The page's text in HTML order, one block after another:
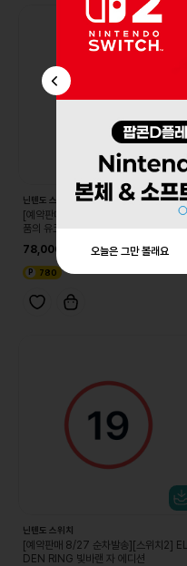
오늘은 그만 볼래요
닌텐도 스위치
[예약판매 8/19 순차발송][스위치] 물거
품의 유크로니아
78,000
780
닌텐도 스위치
[예약판매 8/27 순차발송][스위치2] EL
DEN RING 빛바랜 자 에디션